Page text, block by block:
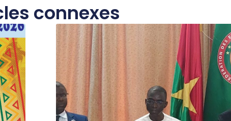
connexes